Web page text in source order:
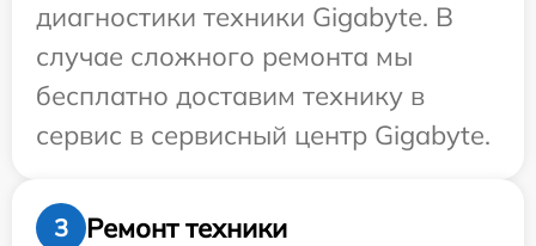
диагностики техники Gigabyte. В
случае сложного ремонта мы
бесплатно доставим технику в
сервис в сервисный центр Gigabyte.
3
Ремонт техники